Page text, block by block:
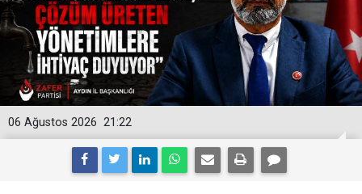
21:22
06 Ağustos 2026